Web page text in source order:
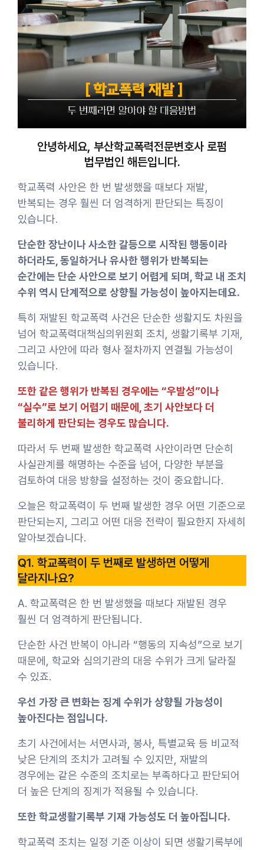
안녕하세요, 부산학교폭력전문변호사 로펌
법무법인 해든입니다.
학교폭력 사안은 한 번 발생했을 때보다 재발,
반복되는 경우 훨씬 더 엄격하게 판단되는 특징이
있습니다.
단순한 장난이나 사소한 갈등으로 시작된 행동이라
하더라도, 동일하거나 유사한 행위가 반복되는
순간에는 단순 사안으로 보기 어렵게 되며, 학교 내 조치
수위 역시 단계적으로 상향될 가능성이 높아지는데요.
특히 재발된 학교폭력 사건은 단순한 생활지도 차원을
넘어 학교폭력대책심의위원회 조치, 생활기록부 기재,
그리고 사안에 따라 형사 절차까지 연결될 가능성이
있습니다.
또한 같은 행위가 반복된 경우에는 “우발성”이나
“실수”로 보기 어렵기 때문에, 초기 사안보다 더
불리하게 판단되는 경우도 많습니다.
따라서 두 번째 발생한 학교폭력 사안이라면 단순히
사실관계를 해명하는 수준을 넘어, 다양한 부분을
검토하여 대응 방향을 설정하는 것이 중요합니다.
오늘은 학교폭력이 두 번째 발생한 경우 어떤 기준으로
판단되는지, 그리고 어떤 대응 전략이 필요한지 자세히
알아보겠습니다.
Q1. 학교폭력이 두 번째로 발생하면 어떻게
달라지나요?
A. 학교폭력은 한 번 발생했을 때보다 재발된 경우
훨씬 더 엄격하게 판단됩니다.
단순한 사건 반복이 아니라 “행동의 지속성”으로 보기
때문에, 학교와 심의기관의 대응 수위가 크게 달라질
수 있죠.
우선 가장 큰 변화는 징계 수위가 상향될 가능성이
높아진다는 점입니다.
초기 사건에서는 서면사과, 봉사, 특별교육 등 비교적
낮은 단계의 조치가 고려될 수 있지만, 재발의
경우에는 같은 수준의 조치로는 부족하다고 판단되어
더 높은 단계의 징계가 적용될 수 있습니다.
또한 학교생활기록부 기재 가능성도 더 높아집니다.
학교폭력 조치는 일정 기준 이상이 되면 생활기록부에